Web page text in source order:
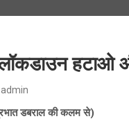
हटाओ
admin
डबराल की कलम से)